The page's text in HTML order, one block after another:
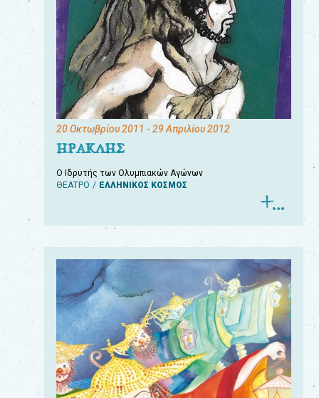
20 Οκτωβρίου 2011 - 29 Απριλίου 2012
ΗΡΑΚΛΗΣ
Ο Ιδρυτής των Ολυμπιακών Αγώνων
ΘΕΑΤΡΟ
ΕΛΛΗΝΙΚΟΣ ΚΟΣΜΟΣ